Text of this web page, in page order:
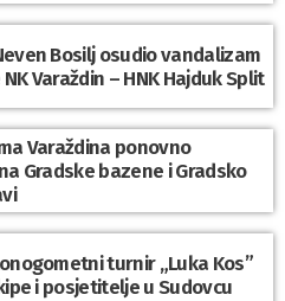
Bosilj osudio vandalizam
Varaždin – HNK Hajduk Split
Varaždina ponovno
Gradske bazene i Gradsko
turnir „Luka Kos”
i posjetitelje u Sudovcu